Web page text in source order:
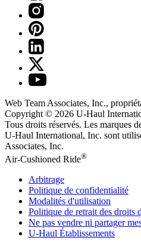
Web Team Associates, Inc.,
Copyright © 2026 U-Haul
Tous droits réservés. Les marques
U-Haul International, Inc. sont
Associates, Inc.
Air-Cushioned Ride®
Arbitrage
Politique de confidentialité
Modalités d'utilisation
Politique de retrait des droits
Ne pas vendre ni partager
U-Haul Établissements